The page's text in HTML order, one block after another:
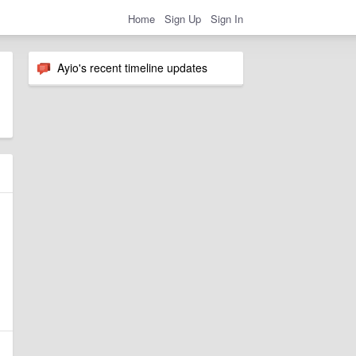
Home Sign Up Sign In
Ayio's recent timeline updates